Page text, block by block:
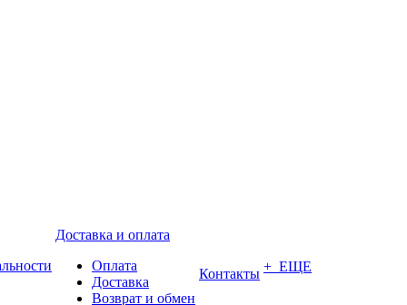
Доставка и оплата
Оплата
Доставка
Возврат и обмен
Контакты + ЕЩЕ